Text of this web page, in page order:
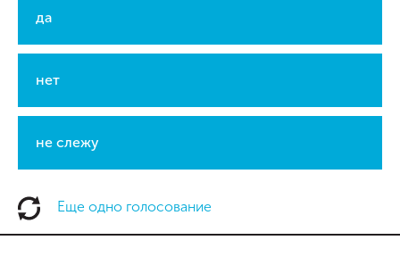
да
нет
не слежу
Еще одно голосование